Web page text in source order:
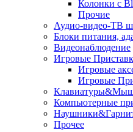
Колонки с
Прочие
Аудио-видео-ТВ
Блоки питания,
Видеонаблюдение
Игровые
Игровые
Игровые
Компьютерные
Прочее